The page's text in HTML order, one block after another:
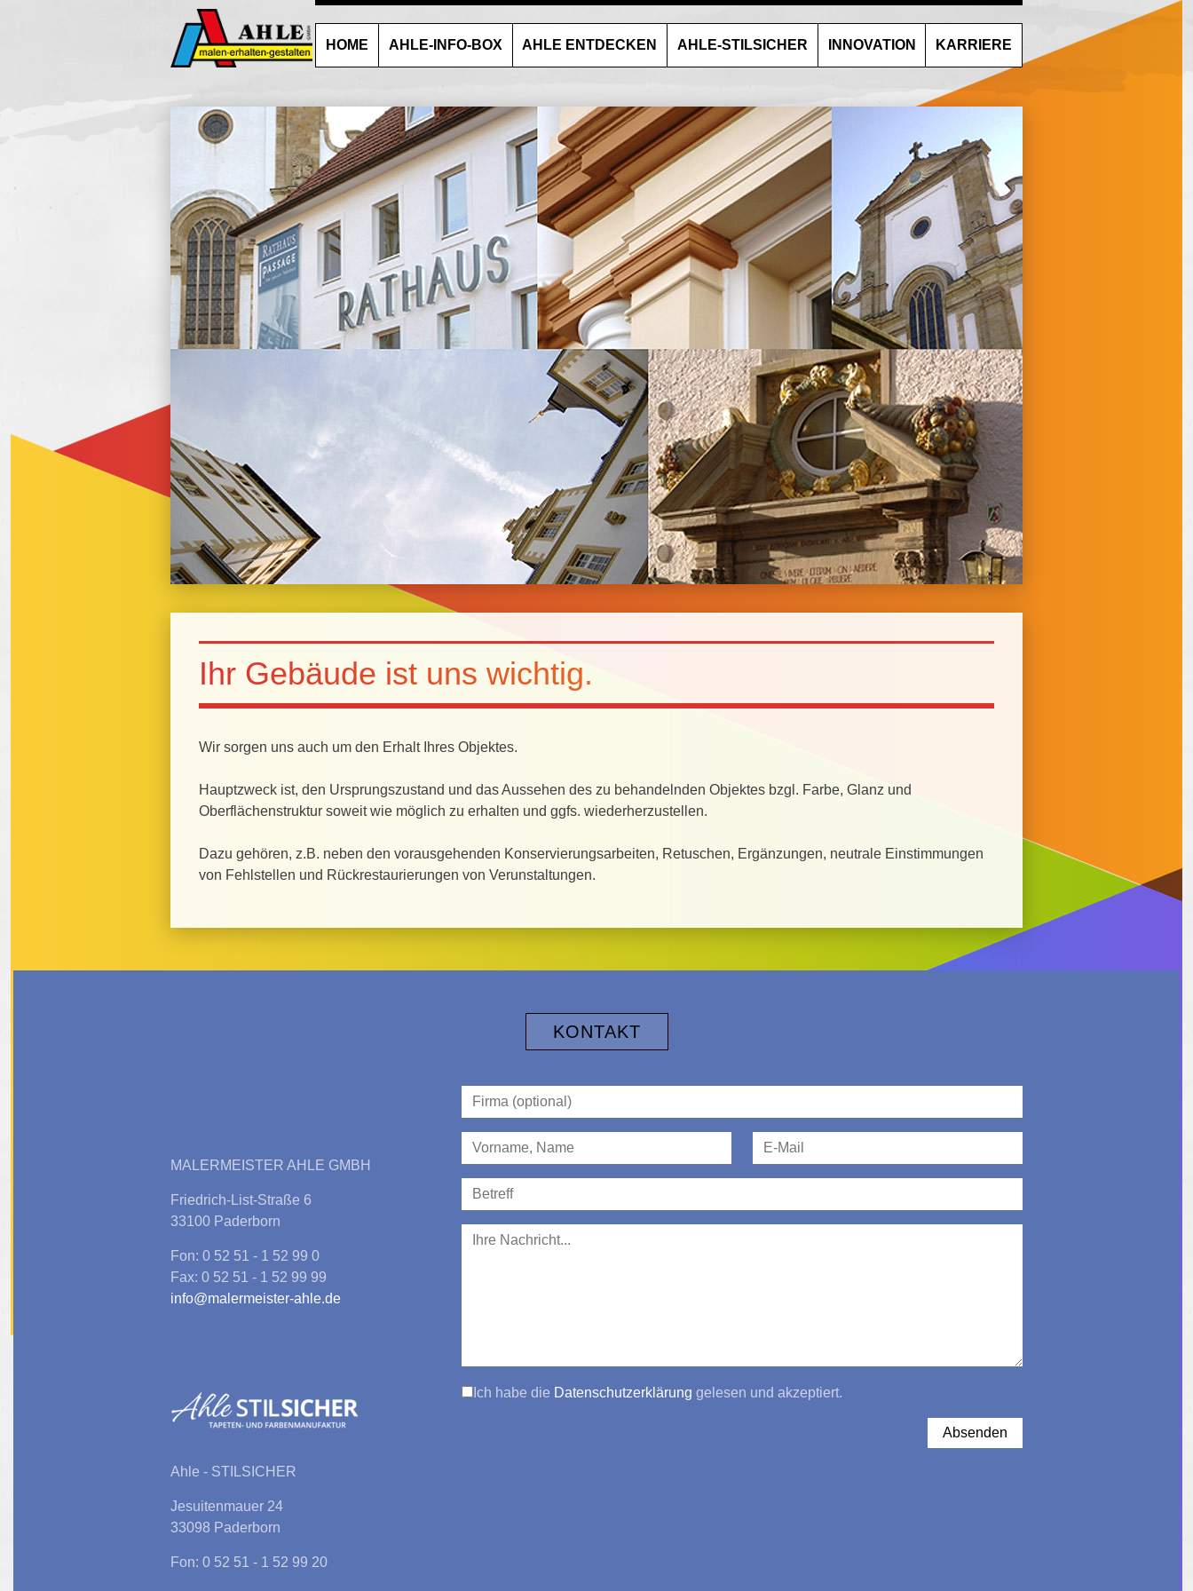
HOME AHLE-INFO-BOX AHLE ENTDECKEN AHLE-STILSICHER INNOVATION KARRIERE
Ihr Gebäude ist uns wichtig.
Wir sorgen uns auch um den Erhalt Ihres Objektes.
Hauptzweck ist, den Ursprungszustand und das Aussehen des zu behandelnden Objektes bzgl. Farbe, Glanz und
Oberflächenstruktur soweit wie möglich zu erhalten und ggfs. wiederherzustellen.
Dazu gehören, z.B. neben den vorausgehenden Konservierungsarbeiten, Retuschen, Ergänzungen, neutrale Einstimmungen
von Fehlstellen und Rückrestaurierungen von Verunstaltungen.
KONTAKT
MALERMEISTER AHLE GMBH
Friedrich-List-Straße 6
33100 Paderborn
Fon: 0 52 51 - 1 52 99 0
Fax: 0 52 51 - 1 52 99 99
info@malermeister-ahle.de
Ahle - STILSICHER
Jesuitenmauer 24
33098 Paderborn
Fon: 0 52 51 - 1 52 99 20
Ich habe die Datenschutzerklärung gelesen und akzeptiert.
Absenden